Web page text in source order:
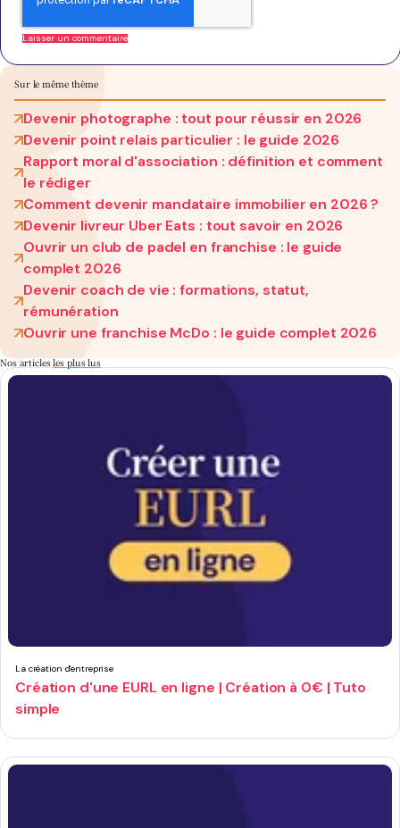
Sur le même thème
Devenir photographe : tout pour réussir en 2026
Devenir point relais particulier : le guide 2026
Rapport moral d'association : définition et comment
le rédiger
Comment devenir mandataire immobilier en 2026 ?
Devenir livreur Uber Eats : tout savoir en 2026
Ouvrir un club de padel en franchise : le guide
complet 2026
Devenir coach de vie : formations, statut,
rémunération
Ouvrir une franchise McDo : le guide complet 2026
Nos articlesles plus lus
La création d'entreprise
Création d'une EURL en ligne | Création à 0€ | Tuto
simple